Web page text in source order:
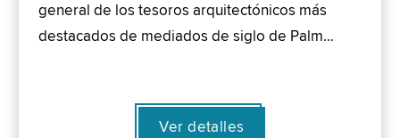
general de los tesoros arquitectónicos más
destacados de mediados de siglo de Palm…
Ver detalles